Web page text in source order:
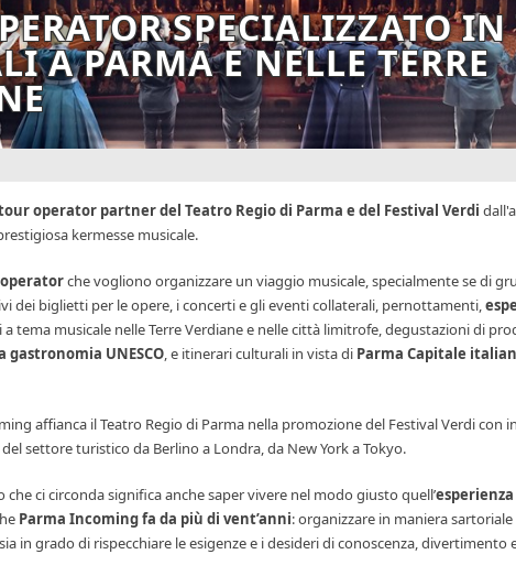
SPECIALIZZATO
A PARMA E NELLE TERRE
operator partner del Teatro Regio di Parma e del Festival Verdi
kermesse musicale.
che vogliono organizzare un viaggio musicale, specialmente se di
dei biglietti per le opere, i concerti e gli eventi collaterali, pernottamenti,
a tema musicale nelle Terre Verdiane e nelle città limitrofe, degustazioni di
UNESCO, e itinerari culturali in vista di Parma Capitale
affianca il Teatro Regio di Parma nella promozione del Festival Verdi con
settore turistico da Berlino a Londra, da New York a Tokyo.
ci circonda significa anche saper vivere nel modo giusto quell’
Parma Incomingfa da più di vent’anni: organizzare in maniera sartoriale
in grado di rispecchiare le esigenze e i desideri di conoscenza, divertimento